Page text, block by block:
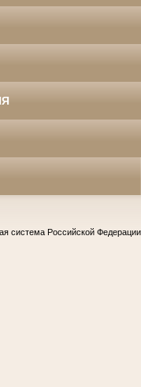
система Российской